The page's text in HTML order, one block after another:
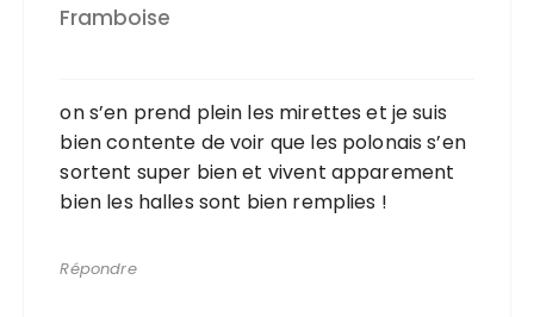
Framboise
on s’en prend plein les mirettes et je suis
bien contente de voir que les polonais s’en
sortent super bien et vivent apparement
bien les halles sont bien remplies !
Répondre